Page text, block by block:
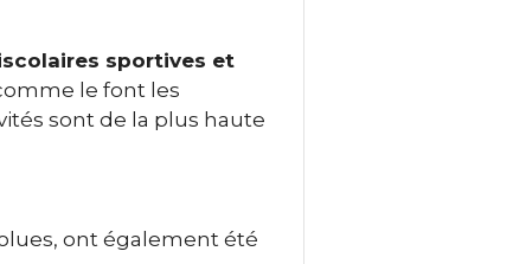
sportives et
le font les
sont de la plus haute
ont également été